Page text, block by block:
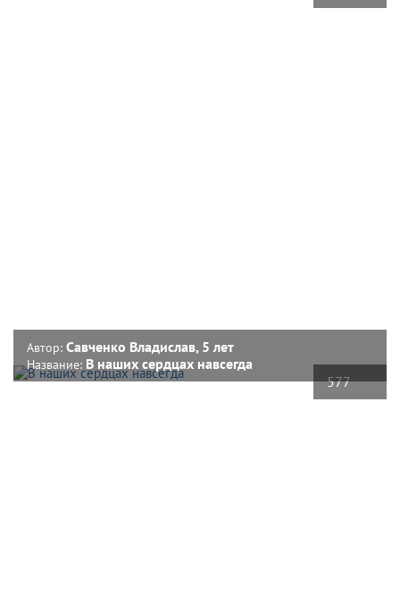
577
Автор: Савченко Владислав, 5 лет
Название: В наших сердцах навсегда